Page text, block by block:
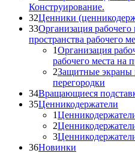
Конструирование.
32Ценники
33Организация рабочего
пространства рабочего
1Организация
рабочего места на
2Защитные экраны
перегородки
34Вращающиеся
35Ценникодержатели
1
2
3
36Новинки